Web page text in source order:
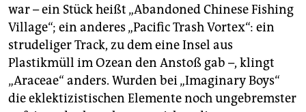
war – ein Stück heißt „Abandoned Chinese Fishing
Village“; ein anderes „Pacific Trash Vortex“: ein
strudeliger Track, zu dem eine Insel aus
Plastikmüll im Ozean den Anstoß gab –, klingt
„Araceae“ anders. Wurden bei „Imaginary Boys“
die eklektizistischen Elemente noch ungebremster